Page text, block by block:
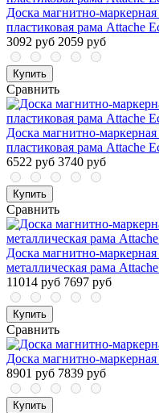
Доска магнитно-
пластиковая рама Attache
3092 руб 2059 руб
Купить
Сравнить
Доска магнитно-
пластиковая рама Attache
6522 руб 3740 руб
Купить
Сравнить
Доска магнитно-
металлическая рама
11014 руб 7697 руб
Купить
Сравнить
Доска магнитно-
8901 руб 7839 руб
Купить